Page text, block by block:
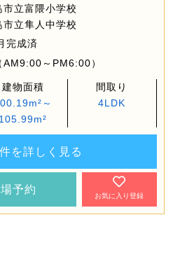
立富隈小学校
立隼人中学校
完成済
AM9:00～PM6:00）
建物面積
～
105.99m²
間取り
4LDK
を詳しく見る
予約
お気に入り登録